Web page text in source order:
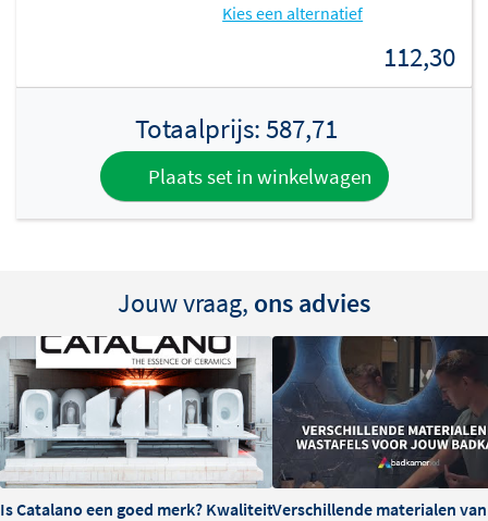
Kies een alternatief
112,30
Totaalprijs:587,71
Plaats set in winkelwagen
Jouw vraag, ons advies
Is Catalano een goed merk? Kwaliteit en ervaringen
Verschillende materialen